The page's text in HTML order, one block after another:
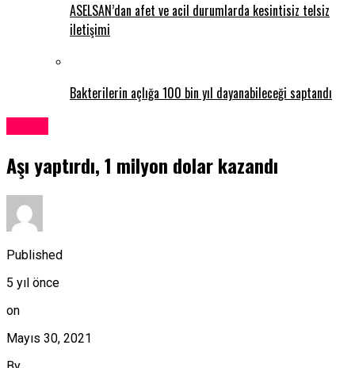
ASELSAN’dan afet ve acil durumlarda kesintisiz telsiz
iletişimi
Bakterilerin açlığa 100 bin yıl dayanabileceği saptandı
Aşı yaptırdı, 1 milyon dolar kazandı
Published
5 yıl önce
on
Mayıs 30, 2021